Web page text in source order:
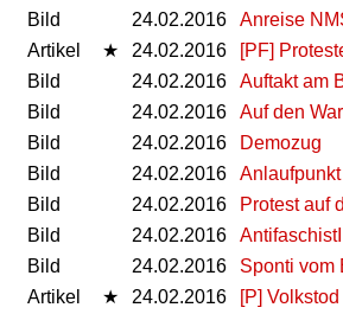
Bild 24.02.2016
Anreise
Artikel ★ 24.02.2016
[PF]
Bild 24.02.2016
Auftakt am
Bild 24.02.2016
Auf den
Bild 24.02.2016
Demozug
Bild 24.02.2016
Bild 24.02.2016
Protest auf
Bild 24.02.2016
Bild 24.02.2016
Sponti vom
Artikel ★ 24.02.2016
[P]